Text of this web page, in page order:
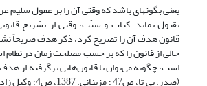
یعنی بگونه‏ای باشد که وقتی آن را بر عقول‏ سلیم
بقبول نماید. کتاب و سنّت، وقتی از تشریع
قانون هدف آن را تصریح کرد، ذکر هدف صریحاً
خالی از قانون را که بر حسب مصلحت زمان در نظام
است، چگونه می‌توان با قانون‌هایی برگرفته از